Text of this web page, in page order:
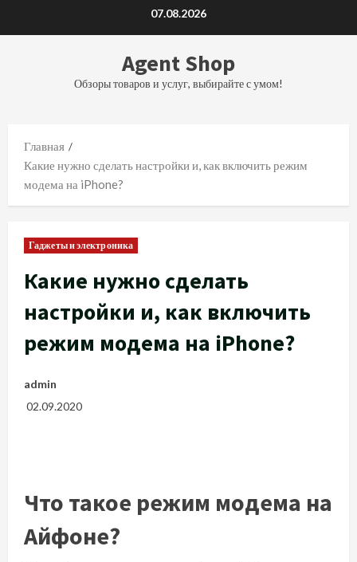
07.08.2026
Agent Shop
Обзоры товаров и услуг, выбирайте с умом!
Главная
Какие нужно сделать настройки и, как включить режим
модема на iPhone?
Гаджеты и электроника
Какие нужно сделать
настройки и, как включить
режим модема на iPhone?
admin
02.09.2020
Что такое режим модема на
Айфоне?